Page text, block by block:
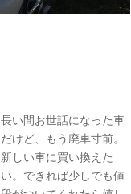
長い間お世話になった車
だけど、もう廃車寸前。
新しい車に買い換えた
い。できれば少しでも値